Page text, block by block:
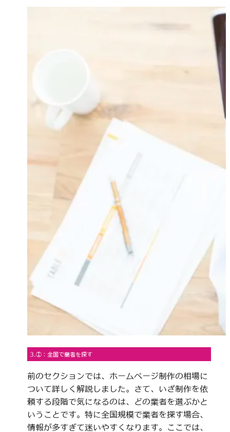
3.①：全国で業者を探す
前のセクションでは、ホームページ制作の相場に
ついて詳しく解説しました。さて、いざ制作を依
頼する段階で気になるのは、どの業者を選ぶかと
いうことです。特に全国規模で業者を探す場合、
情報が多すぎて迷いやすくなります。ここでは、